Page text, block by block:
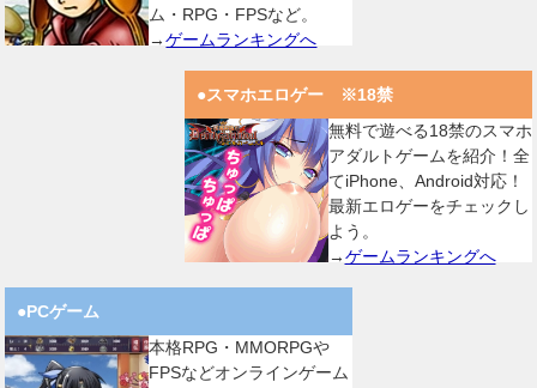
ム・RPG・FPSなど。
→ゲームランキングへ
●スマホエロゲー ※18禁
無料で遊べる18禁のスマホ
アダルトゲームを紹介！全
てiPhone、Android対応！
最新エロゲーをチェックし
よう。
→ゲームランキングへ
●PCゲーム
本格RPG・MMORPGや
FPSなどオンラインゲーム